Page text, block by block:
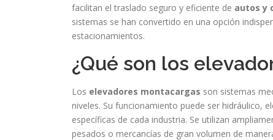
facilitan el traslado seguro y eficiente de autos y
sistemas se han convertido en una opción
estacionamientos.
¿Qué son los
Los elevadores montacargas son sistemas
niveles. Su funcionamiento puede ser hidráulico,
específicas de cada industria. Se utilizan
pesados o mercancías de gran volumen de